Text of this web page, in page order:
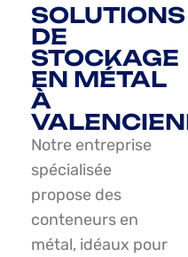
SOLUTIONS
DE
STOCKAGE
EN MÉTAL
À
Notre entreprise
spécialisée
propose des
conteneurs en
métal, idéaux pour